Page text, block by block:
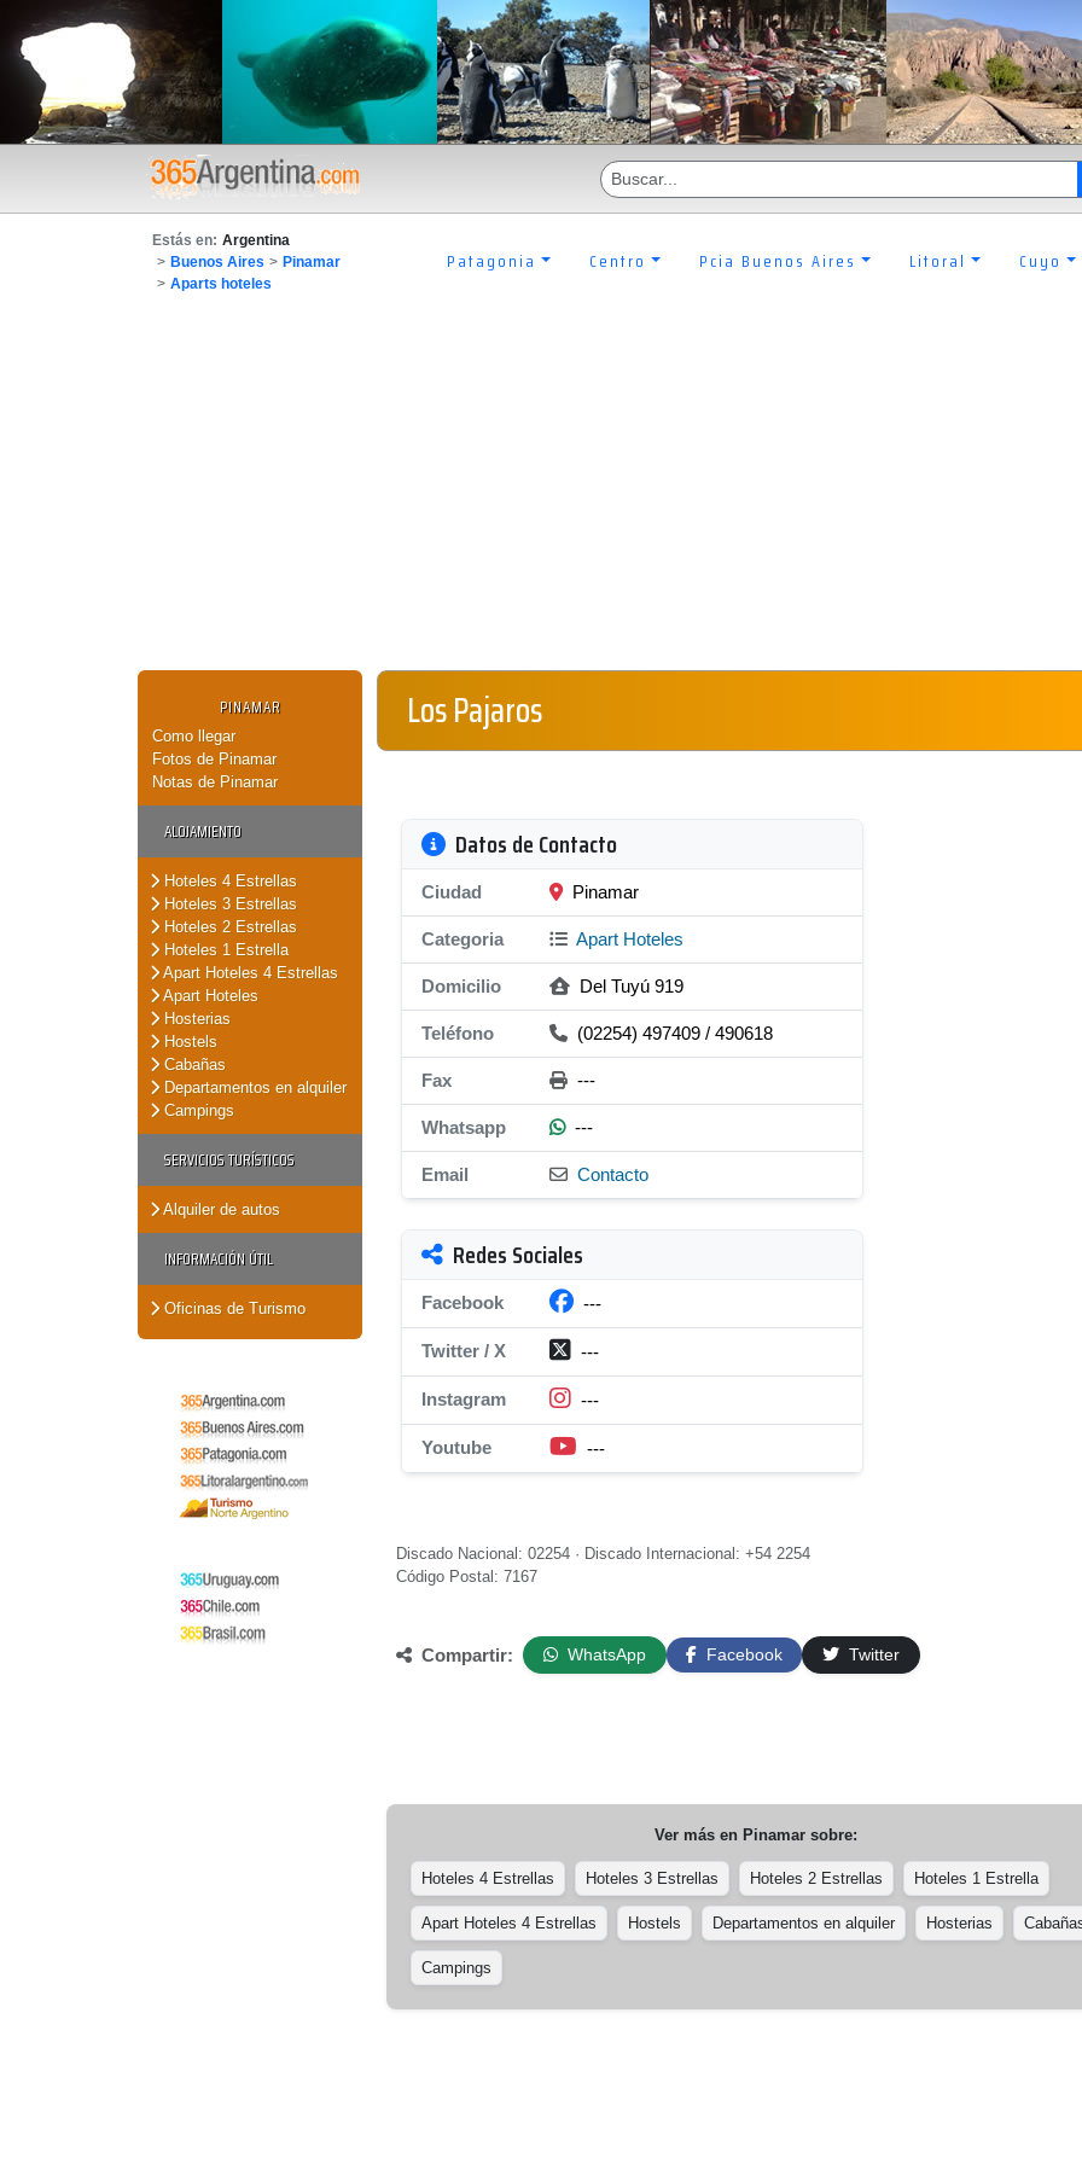
Estás en: Argentina
> Buenos Aires > Pinamar
> Aparts hoteles
Patagonia Centro Pcia Buenos Aires Litoral Cuyo
PINAMAR
Como llegar
Fotos de Pinamar
Notas de Pinamar
ALOJAMIENTO
Hoteles 4 Estrellas
Hoteles 3 Estrellas
Hoteles 2 Estrellas
Hoteles 1 Estrella
Apart Hoteles 4 Estrellas
Apart Hoteles
Hosterias
Hostels
Cabañas
Departamentos en alquiler
Campings
SERVICIOS TURÍSTICOS
Alquiler de autos
INFORMACIÓN ÚTIL
Oficinas de Turismo
Los Pajaros
Datos de Contacto
Ciudad Pinamar
Categoria Apart Hoteles
Domicilio Del Tuyú 919
Teléfono (02254) 497409 / 490618
Fax ---
Whatsapp ---
Email Contacto
Redes Sociales
Facebook ---
Twitter / X ---
Instagram ---
Youtube ---
Discado Nacional: 02254 · Discado Internacional: +54 2254
Código Postal: 7167
Compartir: WhatsApp Facebook Twitter
Ver más en Pinamarsobre:
Hoteles 4 Estrellas Hoteles 3 Estrellas Hoteles 2 Estrellas Hoteles 1 Estrella
Apart Hoteles 4 Estrellas Hostels Departamentos en alquiler Hosterias
Campings